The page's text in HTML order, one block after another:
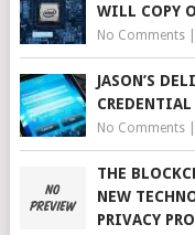
WILL COPY
No Comments|
JASON’S
No Comments|
THE
NEW
PRIVACY